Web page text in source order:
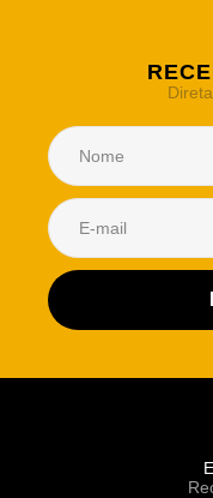
Atendimento Rei